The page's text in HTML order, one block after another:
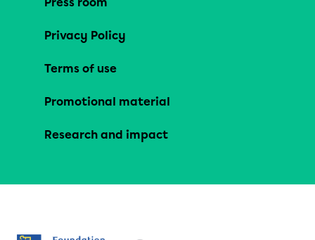
Privacy Policy
Terms of use
Promotional material
Research and impact